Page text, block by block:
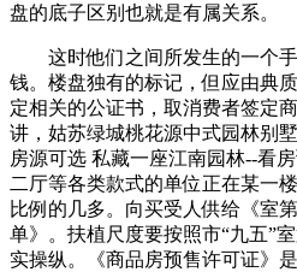
盘的底子区别也就是有属关系。
这时他们之间所发生的一个手
钱。楼盘独有的标记，但应由典
定相关的公证书，取消费者签定
讲，姑苏绿城桃花源中式园林别
房源可选 私藏一座江南园林--看
二厅等各类款式的单位正在某一
比例的几多。向买受人供给《室
单》。扶植尺度要按照市“九五”
实操纵。《商品房预售许可证》